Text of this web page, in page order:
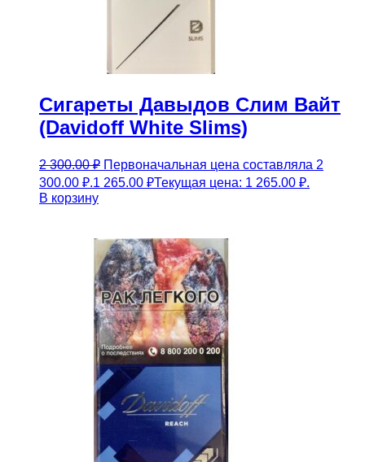
Сигареты Давыдов Слим Вайт
(Davidoff White Slims)
2 300.00₽ Первоначальная цена составляла 2
300.00 ₽.1 265.00 ₽Текущая цена: 1 265.00 ₽.
В корзину